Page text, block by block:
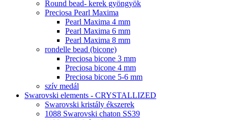
Round bead- kerek gyöngyök
Preciosa Pearl Maxima
Pearl Maxima 4 mm
Pearl Maxima 6 mm
Pearl Maxima 8 mm
rondelle bead (bicone)
Preciosa bicone 3 mm
Preciosa bicone 4 mm
Preciosa bicone 5-6 mm
szív medál
Swarovski elements - CRYSTALLIZED
Swarovski kristály ékszerek
1088 Swarovski chaton SS39